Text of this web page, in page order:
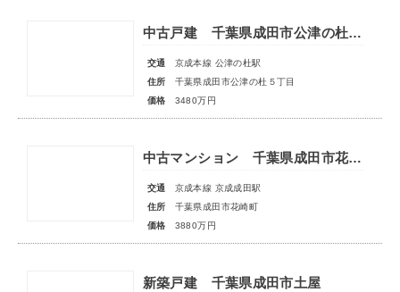
中古戸建 千葉県成田市公津の杜５丁目
交通
京成本線 公津の杜駅
住所
千葉県成田市公津の杜５丁目
価格
3480万円
中古マンション 千葉県成田市花崎町
交通
京成本線 京成成田駅
住所
千葉県成田市花崎町
価格
3880万円
新築戸建 千葉県成田市土屋